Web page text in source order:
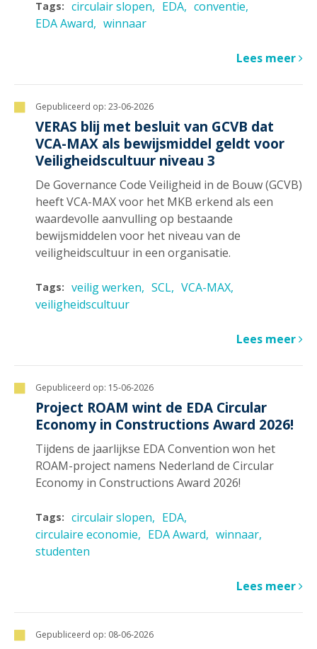
Tags: circulair slopen EDA
conventie
EDA Award
winnaar
Lees meer
Gepubliceerd op: 23-06-2026
VERAS blij met besluit van GCVB dat
VCA-MAX als bewijsmiddel geldt voor
Veiligheidscultuur niveau 3
De Governance Code Veiligheid in de Bouw (GCVB)
heeft VCA-MAX voor het MKB erkend als een
waardevolle aanvulling op bestaande
bewijsmiddelen voor het niveau van de
veiligheidscultuur in een organisatie.
Tags: veilig werken SCL
VCA-MAX
veiligheidscultuur
Lees meer
Gepubliceerd op: 15-06-2026
Project ROAM wint de EDA Circular
Economy in Constructions Award 2026!
Tijdens de jaarlijkse EDA Convention won het
ROAM-project namens Nederland de Circular
Economy in Constructions Award 2026!
Tags: circulair slopen
EDA
circulaire economie
EDA Award
winnaar
studenten
Lees meer
Gepubliceerd op: 08-06-2026